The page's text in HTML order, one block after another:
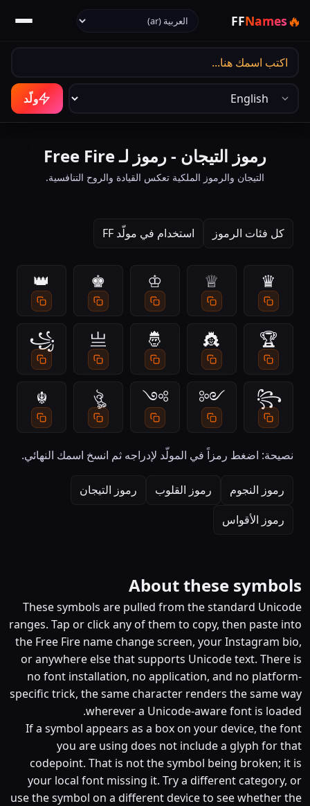
🔥
FFNames اختر اللغة
لغة الإخراج
ولّد
رموز التيجان - رموز لـ Free Fire
التيجان والرموز الملكية تعكس القيادة والروح التنافسية.
كل فئات الرموز استخدام في مولّد FF
♛
♕
♔
♚
👑
🏆
👸
🤴
亗
꧁
꧂
༺
༻
ঔৣ
☬
نصيحة: اضغط رمزاً في المولّد لإدراجه ثم انسخ اسمك النهائي.
رموز النجوم رموز القلوب
رموز التيجان
رموز الأقواس
About these symbols
These symbols are pulled from the standard Unicode
ranges. Tap or click any of them to copy, then paste into
the Free Fire name change screen, your Instagram bio,
or anywhere else that supports Unicode text. There is
no font installation, no application, and no platform-
specific trick, the same character renders the same way
wherever a Unicode-aware font is loaded.
If a symbol appears as a box on your device, the font
you are using does not include a glyph for that
codepoint. That is not the symbol being broken; it is
your local font missing it. Try a different category, or
use the symbol on a different device to see whether the